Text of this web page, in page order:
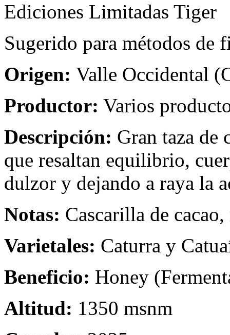
Ediciones Limitadas Tiger
Sugerido para métodos de
Origen: Valle Occidental
Productor: Varios
Descripción: Gran taza de
que resaltan equilibrio,
dulzor y dejando a raya la
Notas: Cascarilla de
Varietales: Caturra y
Beneficio: Honey
Altitud: 1350 msnm